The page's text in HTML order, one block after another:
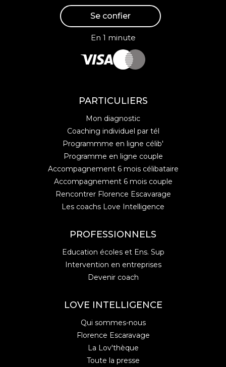
Se confier
En 1 minute
PARTICULIERS
Mon diagnostic
Coaching individuel par tél
Programmme en ligne célib'
Programme en ligne couple
Accompagnement 6 mois célibataire
Accompagnement 6 mois couple
Rencontrer Florence Escavarage
Les coachs Love Intelligence
PROFESSIONNELS
Education écoles et Ens. Sup
Intervention en entreprises
Devenir coach
LOVE INTELLIGENCE
Qui sommes-nous
Florence Escaravage
La Lov'thèque
Toute la presse